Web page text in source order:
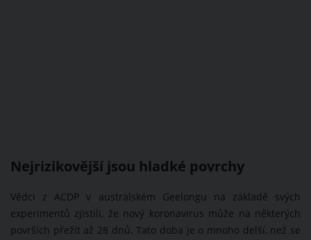
Nejrizikovější jsou hladké povrchy
Vědci z ACDP v australském Geelongu na základě svých
experimentů zjistili, že nový koronavirus může na některých
površích přežít až 28 dnů. Tato doba je o mnoho delší, než se